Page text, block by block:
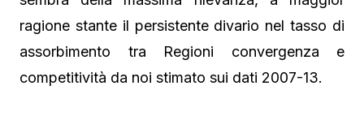
ragione stante il persistente divario nel tasso di
assorbimento tra Regioni convergenza e
competitività da noi stimato sui dati 2007-13.